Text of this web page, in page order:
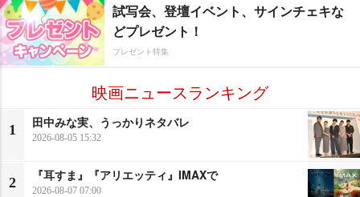
試写会、登壇イベント、サインチェキな
どプレゼント！
プレゼント特集
映画ニュースランキング
1
田中みな実、うっかりネタバレ
2026-08-05 15:32
2
『耳すま』『アリエッティ』IMAXで
2026-08-07 07:00